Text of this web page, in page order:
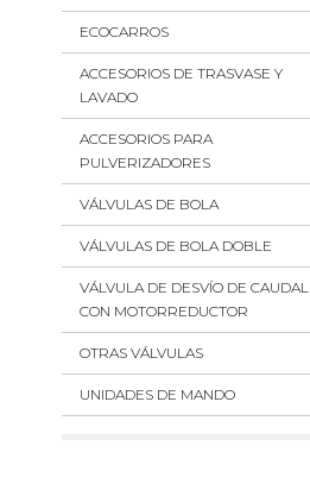
ECOCARROS
ACCESORIOS DE TRASVASE Y
LAVADO
ACCESORIOS PARA
PULVERIZADORES
VÁLVULAS DE BOLA
VÁLVULAS DE BOLA DOBLE
VÁLVULA DE DESVÍO DE CAUDAL
CON MOTORREDUCTOR
OTRAS VÁLVULAS
UNIDADES DE MANDO